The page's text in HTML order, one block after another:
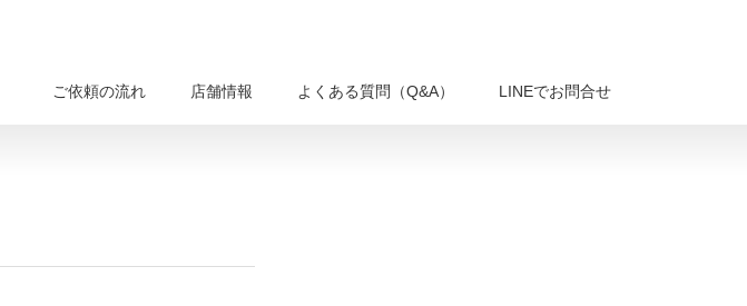
ご依頼の流れ 店舗情報 よくある質問（Q&A） LINEでお問合せ